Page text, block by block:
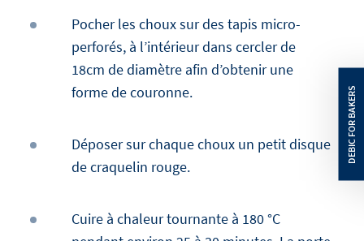
Pocher les choux sur des tapis micro-
perforés, à l’intérieur dans cercler de
18cm de diamètre afin d’obtenir une
forme de couronne.
Déposer sur chaque choux un petit disque
de craquelin rouge.
Cuire à chaleur tournante à 180 °C